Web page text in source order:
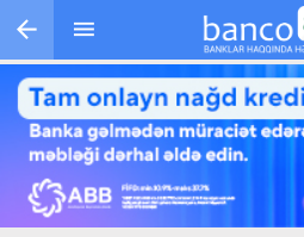
Skip to main content